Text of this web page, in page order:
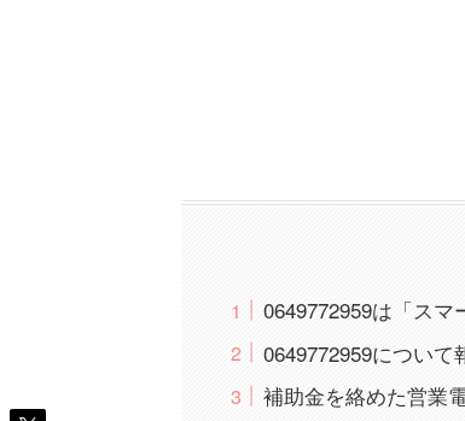
0649772959は「ス
0649772959につい
補助金を絡めた営業